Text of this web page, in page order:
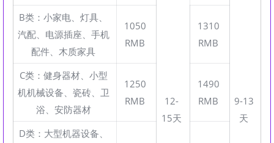
12-
15天
9-13
天
B类：小家电、灯具、
汽配、电源插座、手机
配件、木质家具
1050
RMB
1310
RMB
C类：健身器材、小型
机机械设备、瓷砖、卫
浴、安防器材
1250
RMB
1490
RMB
D类：大型机器设备、